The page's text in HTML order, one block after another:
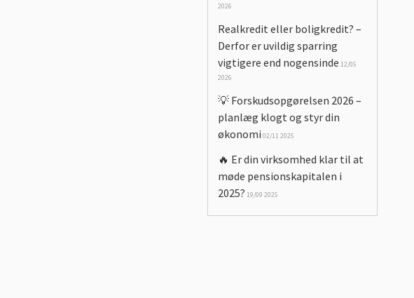
2026
Realkredit eller boligkredit? –
Derfor er uvildig sparring
vigtigere end nogensinde 12/05
2026
💡 Forskudsopgørelsen 2026 –
planlæg klogt og styr din
økonomi 02/11 2025
🔥 Er din virksomhed klar til at
møde pensionskapitalen i
2025? 19/09 2025